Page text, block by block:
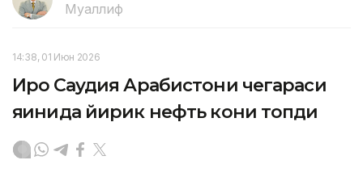
Муаллиф
14:38, 01 Июн 2026
Ироқ Саудия Арабистони чегараси
яқинида йирик нефть кони топди